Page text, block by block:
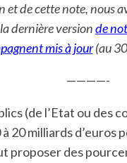
de cette note, nous
dernière versionde
mis à jour(au
————-
(de l’Etat ou des
20 milliards d’euros
proposer des